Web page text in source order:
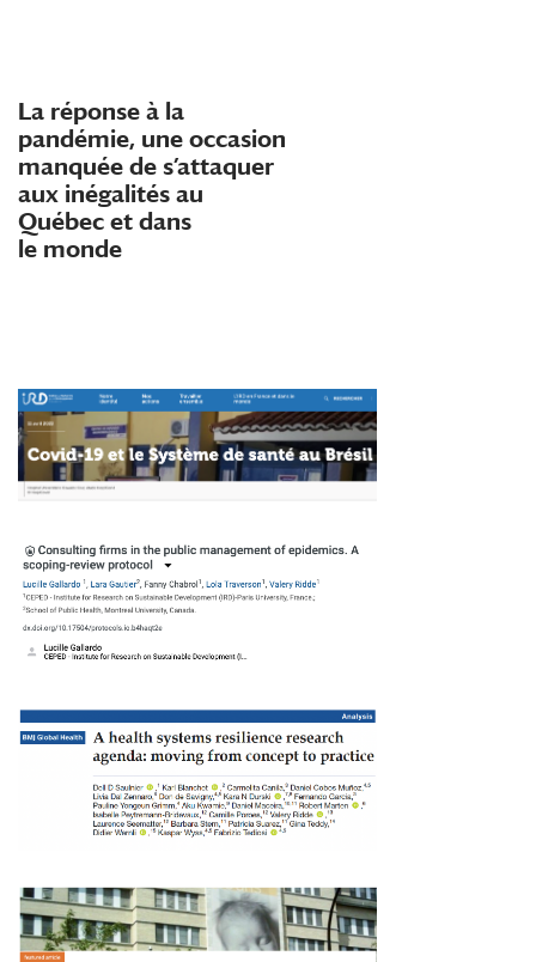
La réponse à la
pandémie, une occasion
manquée de s’attaquer
aux inégalités au
Québec et dans
le monde